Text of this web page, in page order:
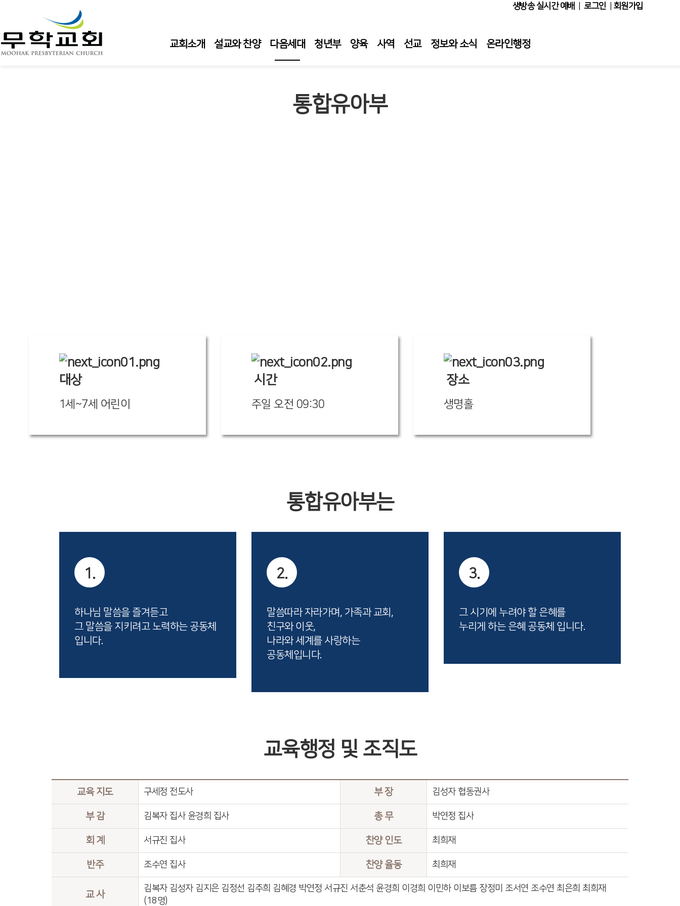
생방송 실시간 예배 로그인 회원가입
교회소개 설교와 찬양 다음세대
교육부 공지
청년부 양육 사역 선교 정보와 소식 온라인행정
통합유아부
대상
1세~7세 어린이
시간
주일 오전 09:30
장소
생명홀
통합유아부는
1.
하나님 말씀을 즐겨듣고
그 말씀을 지키려고 노력하는 공동체
입니다.
2.
말씀따라 자라가며, 가족과 교회,
친구와 이웃,
나라와 세계를 사랑하는
공동체입니다.
3.
그 시기에 누려야 할 은혜를
누리게 하는 은혜 공동체 입니다.
교육행정 및 조직도
교육 지도 구세정 전도사 부 장 김성자 협동권사
부 감 김복자 집사 윤경희 집사 총 무 박연정 집사
회 계 서규진 집사 찬양 인도 최희재
반주 조수연 집사 찬양 율동 최희재
교 사
김복자 김성자 김지은 김정선 김주희 김혜경 박연정 서규진 서춘석 윤경희 이경희 이민하 이보름 장정미 조서연 조수연 최은희 최희재
(18명)